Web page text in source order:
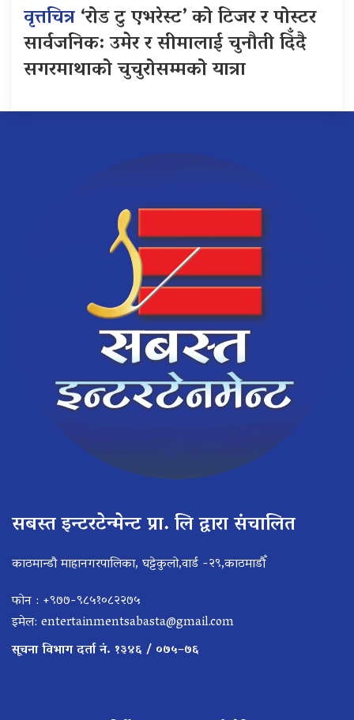
वृत्तचित्र‘रोड टु एभरेस्ट’ को टिजर र पोस्टर
सार्वजनिक: उमेर र सीमालाई चुनौती दिँदै
सगरमाथाको चुचुरोसम्मको यात्रा
सबस्त इन्टरटेन्मेन्ट प्रा. लि द्वारा संचालित
काठमान्डौ माहानगरपालिका, घट्टेकुलो,वार्ड -२९,काठमाडौँ
फोन : +९७७-९८५१०८२२७५
इमेल: entertainmentsabasta@gmail.com
सूचना विभाग दर्ता नं. १३४६ / ०७५–७६